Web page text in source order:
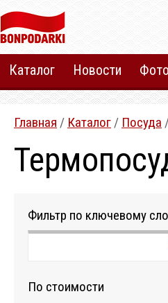
Каталог Новости
Главная / Каталог / Посуда
Фильтр по ключевому
По стоимости